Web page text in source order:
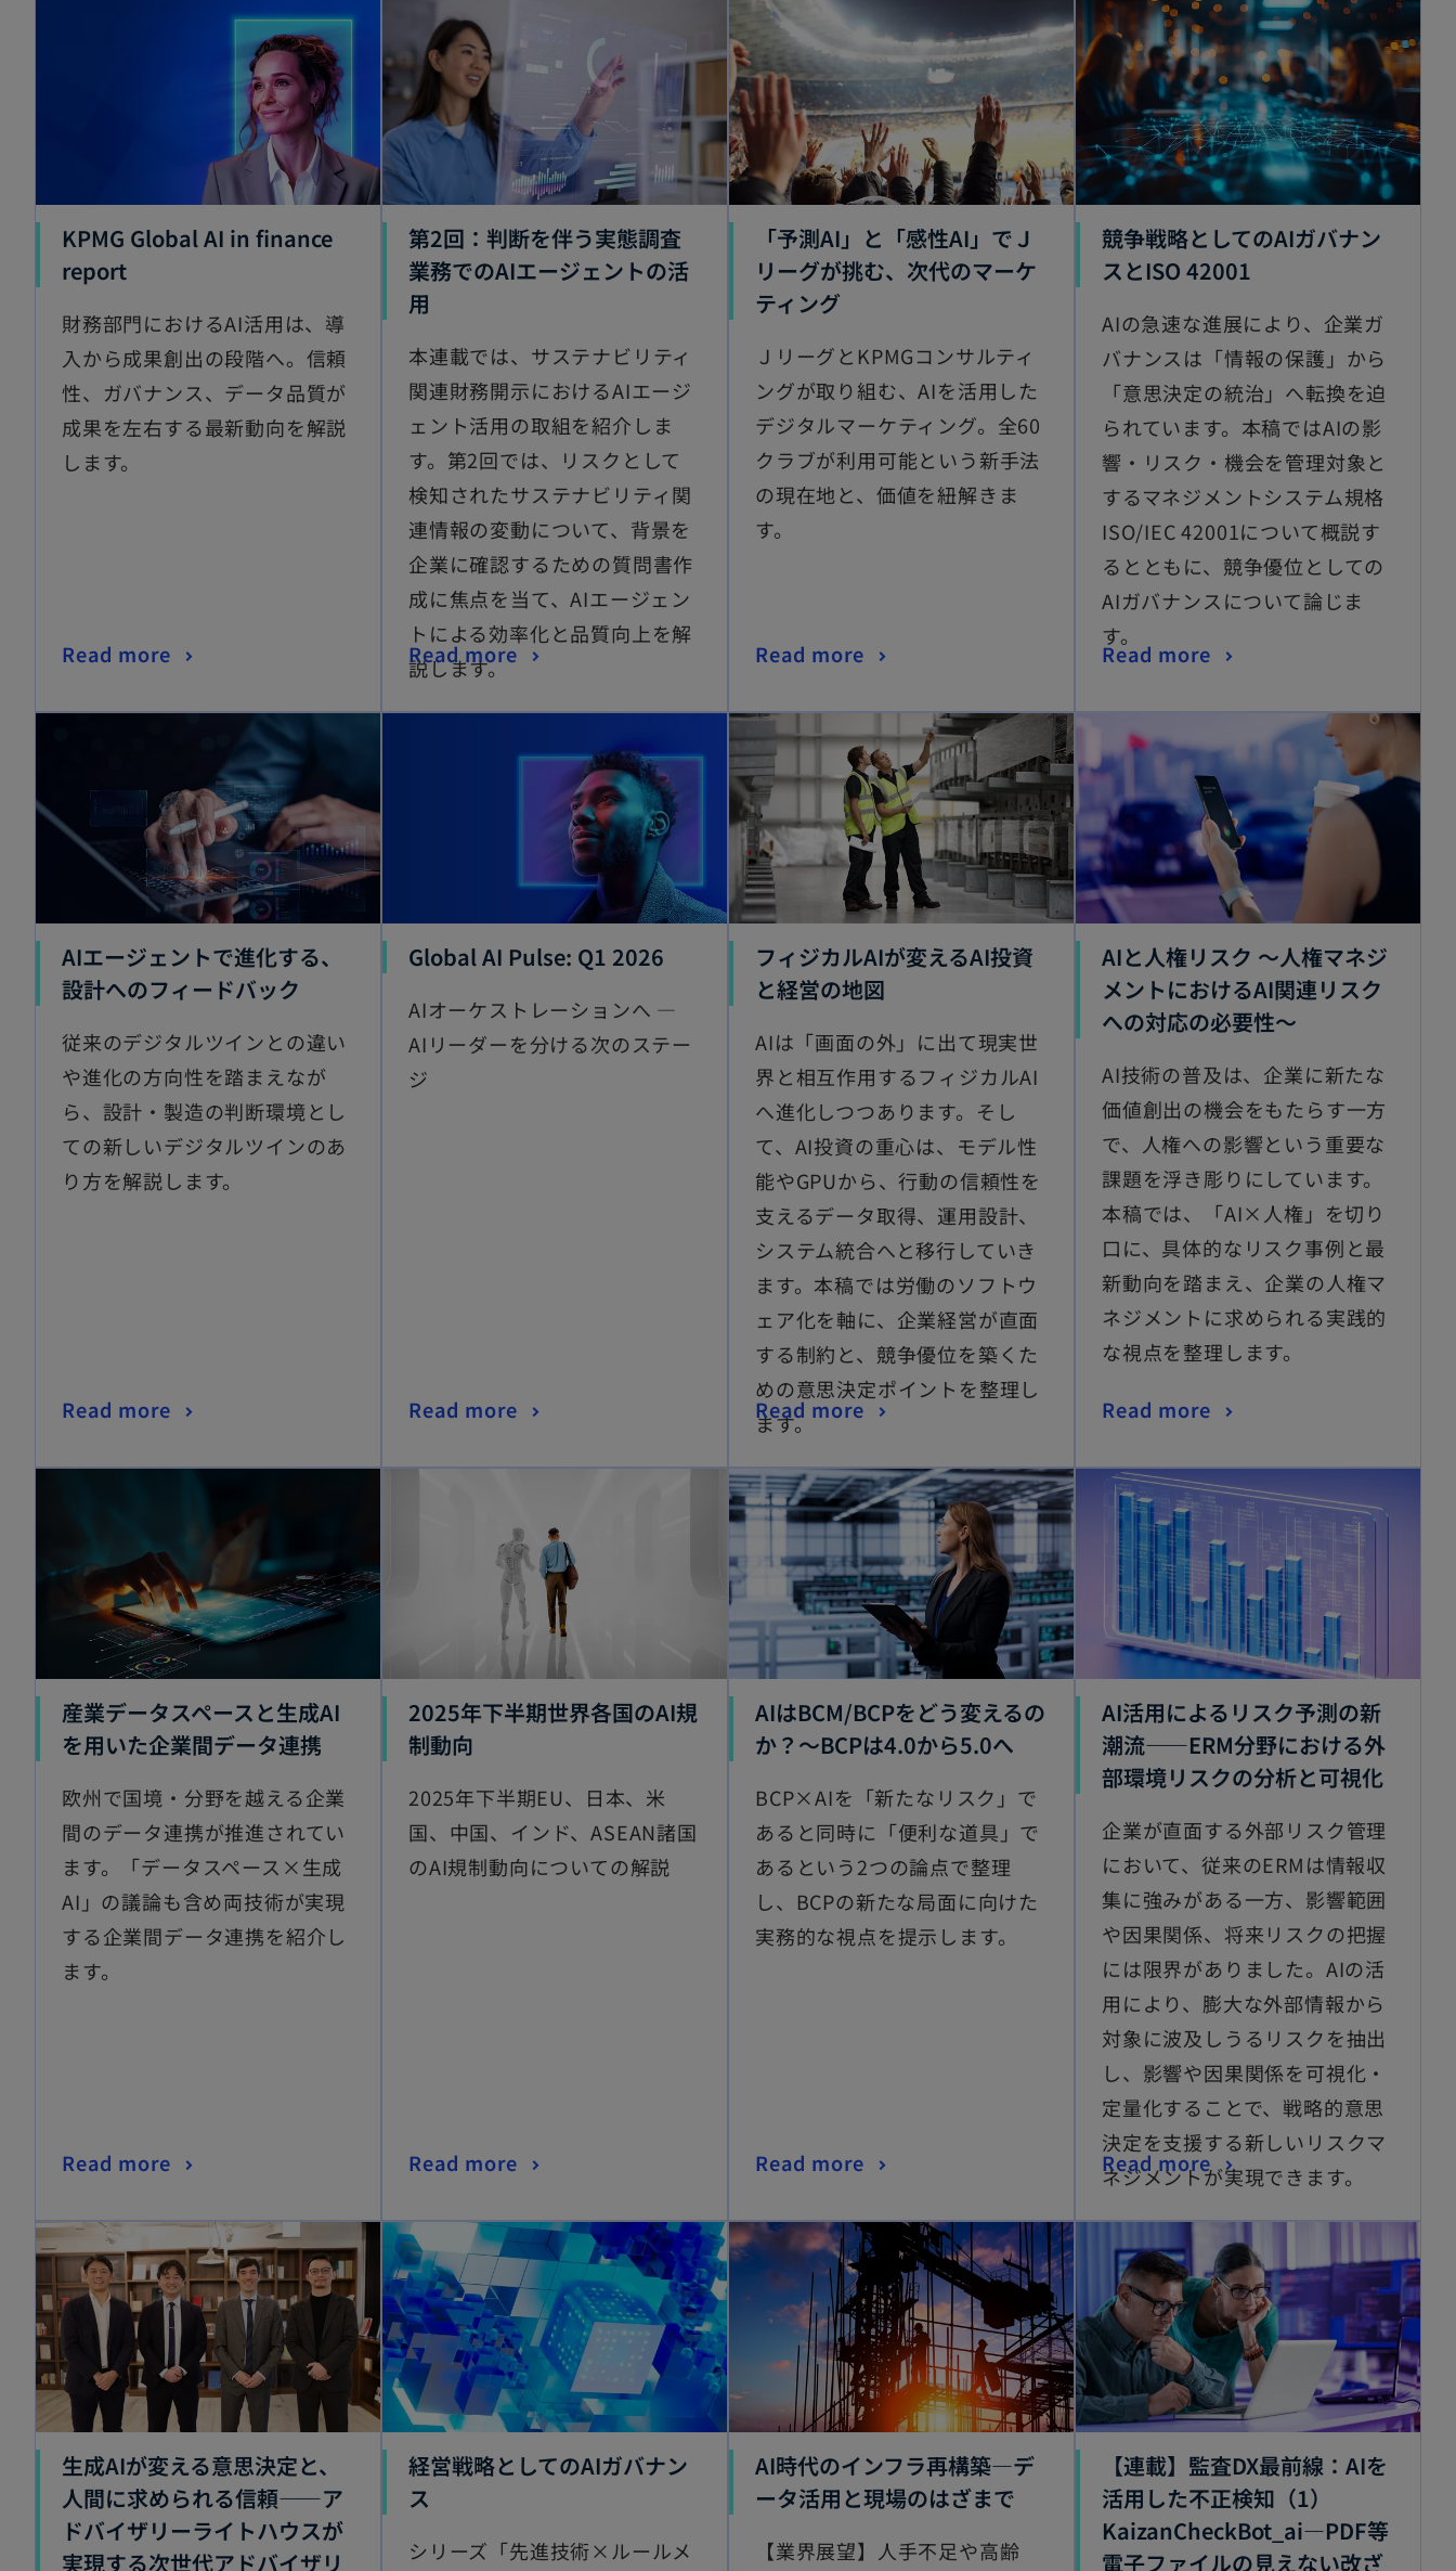
KPMG Global AI in finance
report
財務部門におけるAI活用は、導
入から成果創出の段階へ。信頼
性、ガバナンス、データ品質が
成果を左右する最新動向を解説
します。
Read more
第2回：判断を伴う実態調査
業務でのAIエージェントの活
用
本連載では、サステナビリティ
関連財務開示におけるAIエージ
ェント活用の取組を紹介しま
す。第2回では、リスクとして
検知されたサステナビリティ関
連情報の変動について、背景を
企業に確認するための質問書作
成に焦点を当て、AIエージェン
トによる効率化と品質向上を解
説します。
Read more
「予測AI」と「感性AI」でＪ
リーグが挑む、次代のマーケ
ティング
ＪリーグとKPMGコンサルティ
ングが取り組む、AIを活用した
デジタルマーケティング。全60
クラブが利用可能という新手法
の現在地と、価値を紐解きま
す。
Read more
競争戦略としてのAIガバナン
スとISO 42001
AIの急速な進展により、企業ガ
バナンスは「情報の保護」から
「意思決定の統治」へ転換を迫
られています。本稿ではAIの影
響・リスク・機会を管理対象と
するマネジメントシステム規格
ISO/IEC 42001について概説す
るとともに、競争優位としての
AIガバナンスについて論じま
す。
Read more
AIエージェントで進化する、
設計へのフィードバック
従来のデジタルツインとの違い
や進化の方向性を踏まえなが
ら、設計・製造の判断環境とし
ての新しいデジタルツインのあ
り方を解説します。
Read more
Global AI Pulse: Q1 2026
AIオーケストレーションへ ―
AIリーダーを分ける次のステー
ジ
Read more
フィジカルAIが変えるAI投資
と経営の地図
AIは「画面の外」に出て現実世
界と相互作用するフィジカルAI
へ進化しつつあります。そし
て、AI投資の重心は、モデル性
能やGPUから、行動の信頼性を
支えるデータ取得、運用設計、
システム統合へと移行していき
ます。本稿では労働のソフトウ
ェア化を軸に、企業経営が直面
する制約と、競争優位を築くた
めの意思決定ポイントを整理し
ます。
Read more
AIと人権リスク ～人権マネジ
メントにおけるAI関連リスク
への対応の必要性～
AI技術の普及は、企業に新たな
価値創出の機会をもたらす一方
で、人権への影響という重要な
課題を浮き彫りにしています。
本稿では、「AI×人権」を切り
口に、具体的なリスク事例と最
新動向を踏まえ、企業の人権マ
ネジメントに求められる実践的
な視点を整理します。
Read more
産業データスペースと生成AI
を用いた企業間データ連携
欧州で国境・分野を越える企業
間のデータ連携が推進されてい
ます。「データスペース×生成
AI」の議論も含め両技術が実現
する企業間データ連携を紹介し
ます。
Read more
2025年下半期世界各国のAI規
制動向
2025年下半期EU、日本、米
国、中国、インド、ASEAN諸国
のAI規制動向についての解説
Read more
AIはBCM/BCPをどう変えるの
か？～BCPは4.0から5.0へ
BCP×AIを「新たなリスク」で
あると同時に「便利な道具」で
あるという2つの論点で整理
し、BCPの新たな局面に向けた
実務的な視点を提示します。
Read more
AI活用によるリスク予測の新
潮流――ERM分野における外
部環境リスクの分析と可視化
企業が直面する外部リスク管理
において、従来のERMは情報収
集に強みがある一方、影響範囲
や因果関係、将来リスクの把握
には限界がありました。AIの活
用により、膨大な外部情報から
対象に波及しうるリスクを抽出
し、影響や因果関係を可視化・
定量化することで、戦略的意思
決定を支援する新しいリスクマ
ネジメントが実現できます。
Read more
生成AIが変える意思決定と、
人間に求められる信頼——ア
ドバイザリーライトハウスが
実現する次世代アドバイザリ
経営戦略としてのAIガバナン
ス
シリーズ「先進技術×ルールメ
AI時代のインフラ再構築―デ
ータ活用と現場のはざまで
【業界展望】人手不足や高齢
【連載】監査DX最前線：AIを
活用した不正検知（1）
KaizanCheckBot_ai—PDF等
電子ファイルの見えない改ざ